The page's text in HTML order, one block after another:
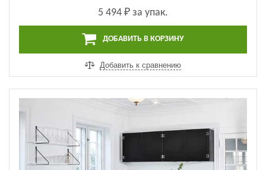
5 494 ₽ за упак.
ДОБАВИТЬ В КОРЗИНУ
Добавить к сравнению